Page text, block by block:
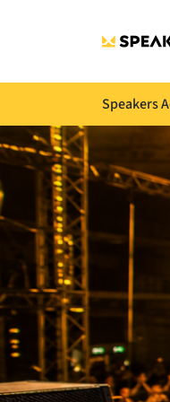
Speakers